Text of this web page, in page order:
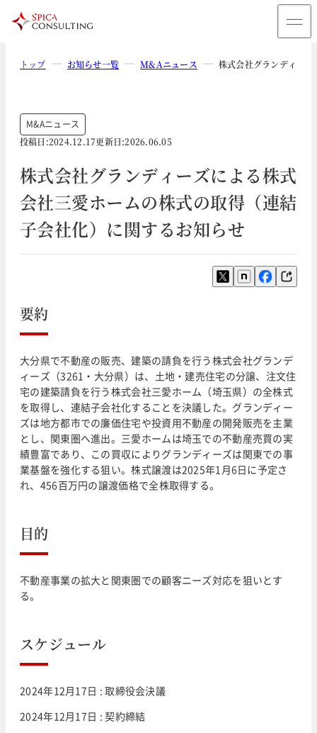
トップ お知らせ一覧 M&Aニュース 株式会社グランディー
M&Aニュース
投稿日:2024.12.17更新日:2026.06.05
株式会社グランディーズによる株式
会社三愛ホームの株式の取得（連結
子会社化）に関するお知らせ
要約
大分県で不動産の販売、建築の請負を行う株式会社グランデ
ィーズ（3261・大分県）は、土地・建売住宅の分譲、注文住
宅の建築請負を行う株式会社三愛ホーム（埼玉県）の全株式
を取得し、連結子会社化することを決議した。グランディー
ズは地方都市での廉価住宅や投資用不動産の開発販売を主業
とし、関東圏へ進出。三愛ホームは埼玉での不動産売買の実
績豊富であり、この買収によりグランディーズは関東での事
業基盤を強化する狙い。株式譲渡は2025年1月6日に予定さ
れ、456百万円の譲渡価格で全株取得する。
目的
不動産事業の拡大と関東圏での顧客ニーズ対応を狙いとす
る。
スケジュール
2024年12月17日 : 取締役会決議
2024年12月17日 : 契約締結